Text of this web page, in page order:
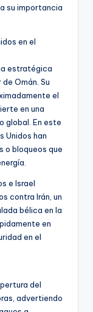
su importancia
en el
estratégica
Omán. Su
el
en una
global. En este
Unidos han
o bloqueos que
e Israel
contra Irán, un
bélica en la
en
en el
del
advertiendo